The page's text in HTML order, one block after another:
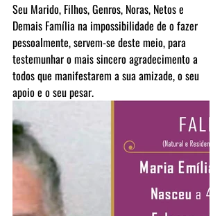
Seu Marido, Filhos, Genros, Noras, Netos e
Demais Família na impossibilidade de o fazer
pessoalmente, servem-se deste meio, para
testemunhar o mais sincero agradecimento a
todos que manifestarem a sua amizade, o seu
apoio e o seu pesar.